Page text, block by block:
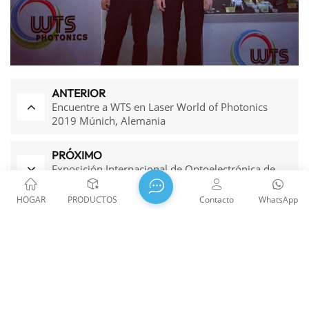
ANTERIOR
Encuentre a WTS en Laser World of Photonics
2019 Múnich, Alemania
PRÓXIMO
Exposición Internacional de Optoelectrónica de
China (CIOE) 2019
HOGAR PRODUCTOS WhatsApp
Contacto